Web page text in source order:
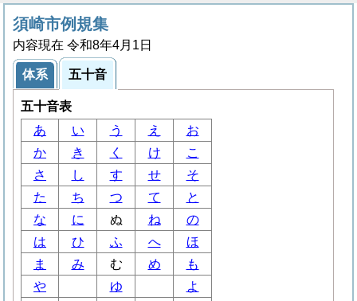
須崎市例規集
内容現在 令和8年4月1日
体系 五十音
五十音表
あ
い う え
お
か
き く け
こ
さ
し す せ
そ
た
ち つ て
と
な
に ぬ ね
の
は
ひ ふ へ
ほ
ま
み む め
も
や
ゆ
よ